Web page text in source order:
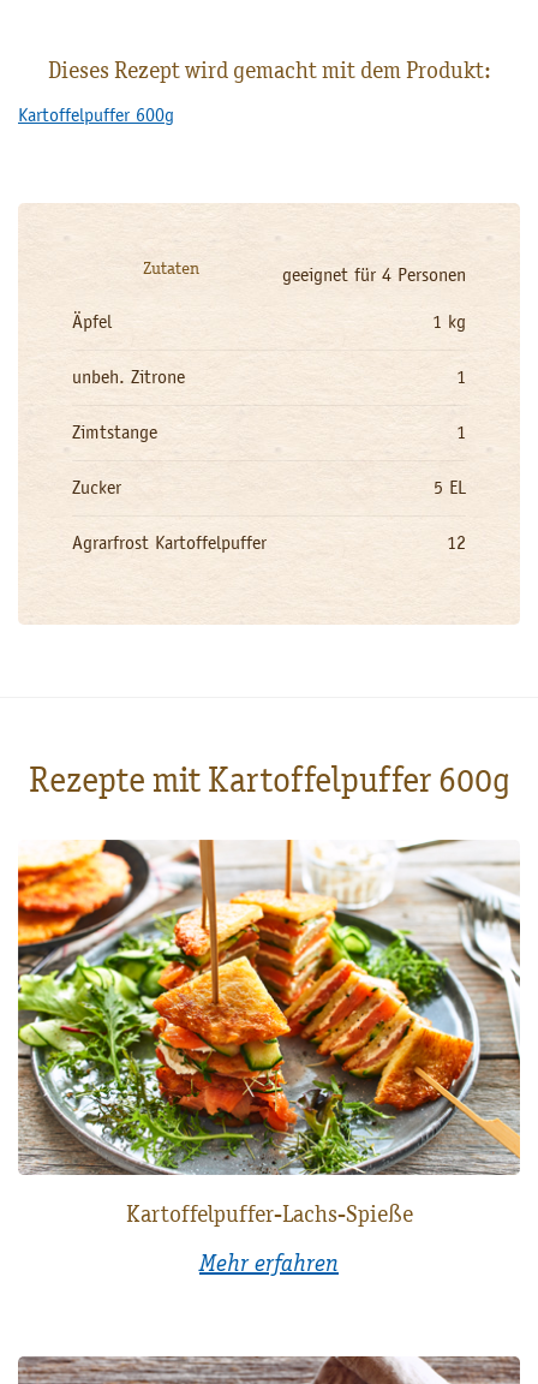
Dieses Rezept wird gemacht mit dem Produkt:
Kartoffelpuffer 600g
Zutaten geeignet für 4 Personen
Äpfel 1 kg
unbeh. Zitrone 1
Zimtstange 1
Zucker 5 EL
Agrarfrost Kartoffelpuffer 12
Rezepte mit Kartoffelpuffer 600g
Kartoffelpuffer-Lachs-Spieße
Mehr erfahren